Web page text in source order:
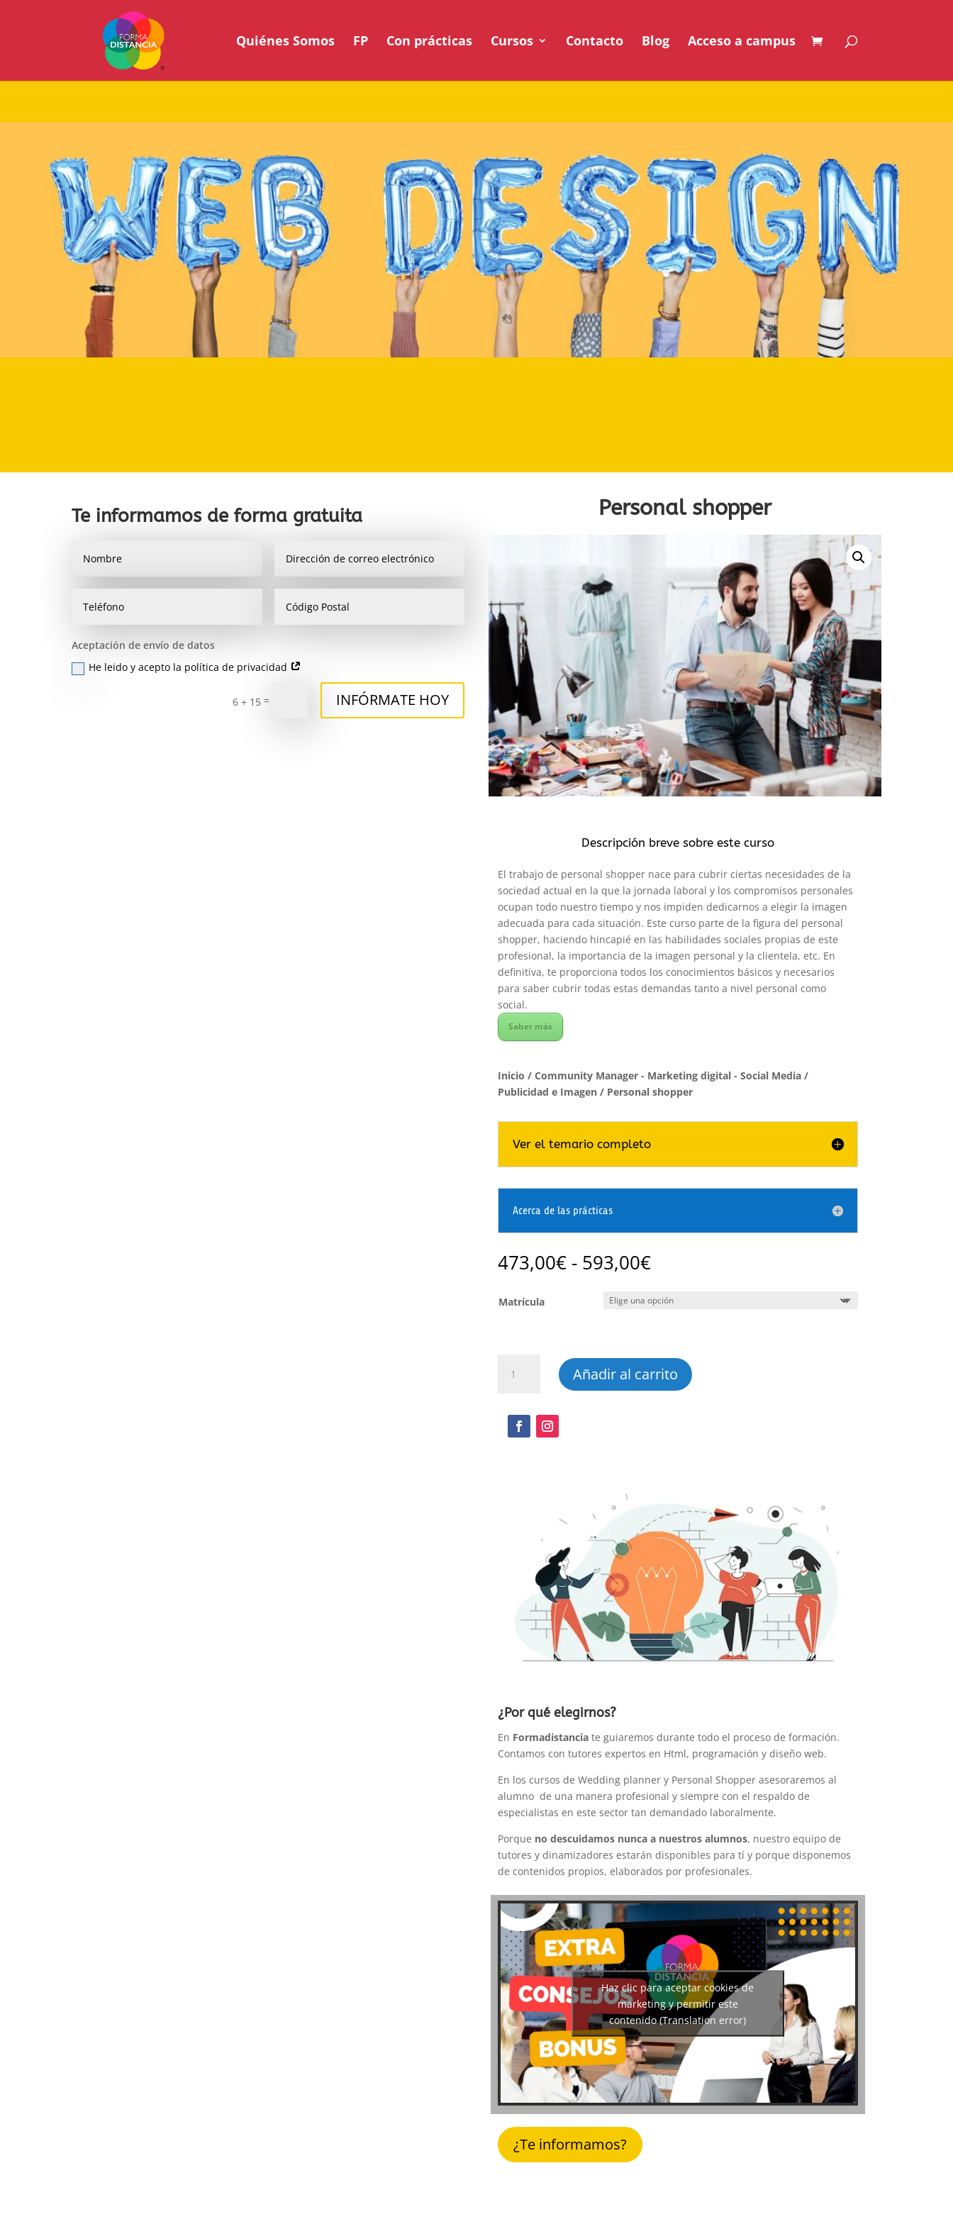
Quiénes Somos FP Con prácticas Cursos Contacto Blog Acceso a campus
Te informamos de forma gratuita
Aceptación de envío de datos
He leido y acepto la política de privacidad
6 + 15= INFÓRMATE HOY
Personal shopper
Descripción breve sobre este curso
El trabajo de personal shopper nace para cubrir ciertas necesidades de la
sociedad actual en la que la jornada laboral y los compromisos personales
ocupan todo nuestro tiempo y nos impiden dedicarnos a elegir la imagen
adecuada para cada situación. Este curso parte de la figura del personal
shopper, haciendo hincapié en las habilidades sociales propias de este
profesional, la importancia de la imagen personal y la clientela, etc. En
definitiva, te proporciona todos los conocimientos básicos y necesarios
para saber cubrir todas estas demandas tanto a nivel personal como
social.
Saber más
Inicio / Community Manager - Marketing digital - Social Media/
Publicidad e Imagen/ Personal shopper
Ver el temario completo
Acerca de las prácticas
473,00€ - 593,00€Rango
de
precios:
desde
593,00€
Matrícula
shopper
Añadir al carrito
¿Por qué elegirnos?
En Formadistanciate guiaremos durante todo el proceso de formación.
Contamos con tutores expertos en Html, programación y diseño web.
En los cursos de Wedding planner y Personal Shopper asesoraremos al
alumno de una manera profesional y siempre con el respaldo de
especialistas en este sector tan demandado laboralmente.
Porque no descuidamos nunca a nuestros alumnos, nuestro equipo de
tutores y dinamizadores estarán disponibles para tí y porque disponemos
de contenidos propios, elaborados por profesionales.
Haz clic para aceptar cookies de
marketing y permitir este
contenido (Translation error)
¿Te informamos?